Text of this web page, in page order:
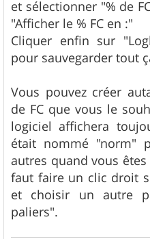
et sélectionner "% de
"Afficher le % FC en :"
Cliquer enfin sur
pour sauvegarder tout
Vous pouvez créer
de FC que vous le
logiciel affichera
était nommé "norm"
autres quand vous
faut faire un clic droit
et choisir un autre
paliers".